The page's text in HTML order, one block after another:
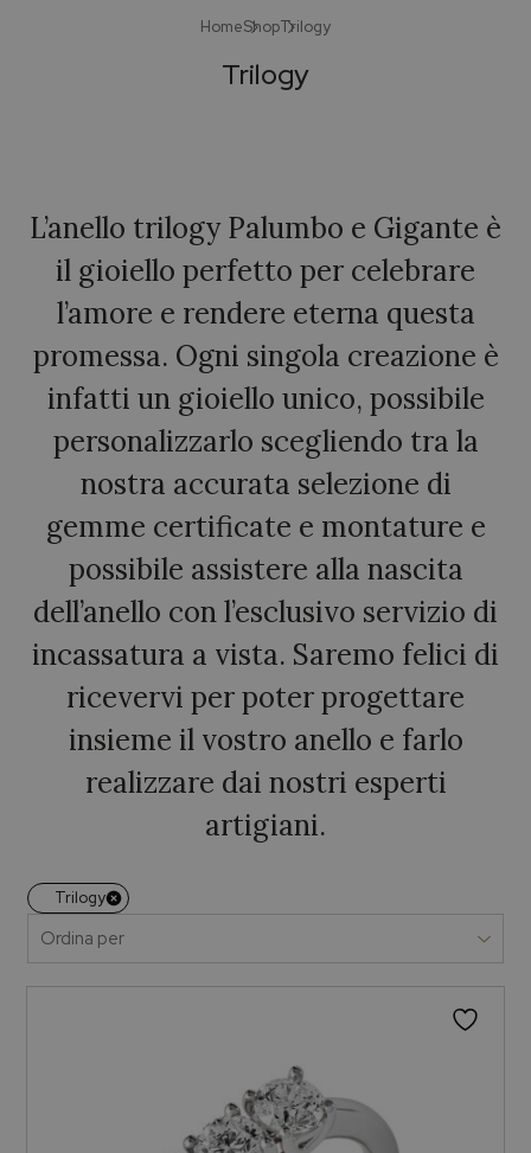
HomeShopTrilogy
Trilogy
L’anello trilogy Palumbo e Gigante è
il gioiello perfetto per celebrare
l’amore e rendere eterna questa
promessa. Ogni singola creazione è
infatti un gioiello unico, possibile
personalizzarlo scegliendo tra la
nostra accurata selezione di
gemme certificate e montature e
possibile assistere alla nascita
dell’anello con l’esclusivo servizio di
incassatura a vista. Saremo felici di
ricevervi per poter progettare
insieme il vostro anello e farlo
realizzare dai nostri esperti
artigiani.
Trilogy